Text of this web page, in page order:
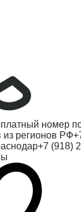
номер
из регионов РФ
+7 (918)